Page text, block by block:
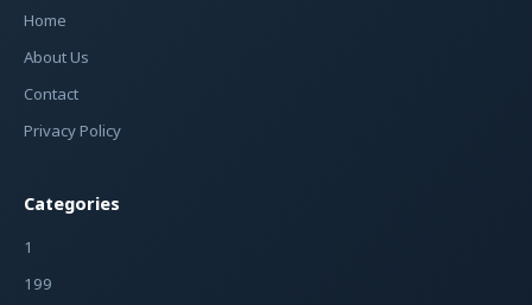
Home
About Us
Contact
Privacy Policy
Categories
1
199